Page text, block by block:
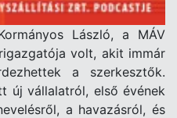
László, a MÁV
volt, akit immár
a szerkesztők.
új vállalatról, első évének
a havazásról, és